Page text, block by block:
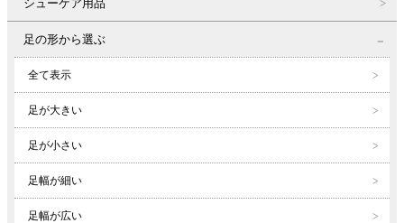
シューケア用品
足の形から選ぶ
全て表示
足が大きい
足が小さい
足幅が細い
足幅が広い